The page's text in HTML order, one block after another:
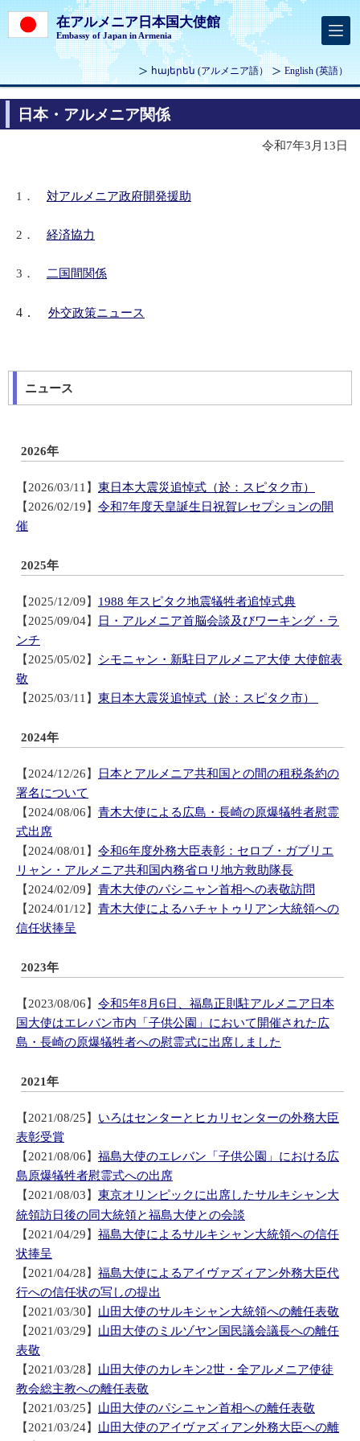
在アルメニア日本国大使館
Embassy of Japan in Armenia
հայերեն (アルメニア語） English (英語）
日本・アルメニア関係
令和7年3月13日
1． 対アルメニア政府開発援助
2． 経済協力
3． 二国間関係
4． 外交政策ニュース
ニュース
2026年
【2026/03/11】 東日本大震災追悼式（於：スピタク市）
【2026/02/19】 令和7年度天皇誕生日祝賀レセプションの開
催
2025年
【2025/12/09】 1988 年スピタク地震犠牲者追悼式典
【2025/09/04】
日・アルメニア首脳会談及びワーキング・ラ
ンチ
【2025/05/02】 シモニャン・新駐日アルメニア大使 大使館表
敬
【2025/03/11】 東日本大震災追悼式（於：スピタク市）
2024年
【2024/12/26】
日本とアルメニア共和国との間の租税条約の
署名について
【2024/08/06】 青木大使による広島・長崎の原爆犠牲者慰霊
式出席
【2024/08/01】 令和6年度外務大臣表彰：セロブ・ガブリエ
リャン・アルメニア共和国内務省ロリ地方救助隊長
【2024/02/09】 青木大使のパシニャン首相への表敬訪問
【2024/01/12】 青木大使によるハチャトゥリアン大統領への
信任状捧呈
2023年
【2023/08/06】 令和5年8月6日、福島正則駐アルメニア日本
国大使はエレバン市内「子供公園」において開催された広
島・長崎の原爆犠牲者への慰霊式に出席しました
2021年
【2021/08/25】 いろはセンターとヒカリセンターの外務大臣
表彰受賞
【2021/08/06】 福島大使のエレバン「子供公園」における広
島原爆犠牲者慰霊式への出席
【2021/08/03】 東京オリンピックに出席したサルキシャン大
統領訪日後の同大統領と福島大使との会談
【2021/04/29 】 福島大使によるサルキシャン大統領への信任
状捧呈
【2021/04/28】 福島大使によるアイヴァズィアン外務大臣代
行への信任状の写しの提出
【2021/03/30】 山田大使のサルキシャン大統領への離任表敬
【2021/03/29】 山田大使のミルゾヤン国民議会議長への離任
表敬
【2021/03/28】 山田大使のカレキン2世・全アルメニア使徒
教会総主教への離任表敬
【2021/03/25】 山田大使のパシニャン首相への離任表敬
【2021/03/24】 山田大使のアイヴァズィアン外務大臣への離